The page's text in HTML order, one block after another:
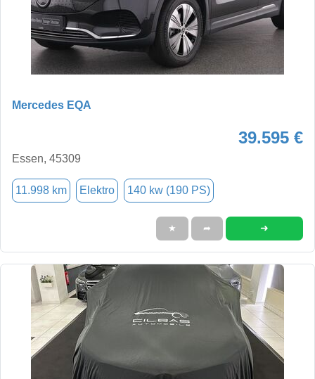
Mercedes EQA
39.595 €
Essen, 45309
11.998 km Elektro 140 kw (190 PS)
★ ➦ ➜